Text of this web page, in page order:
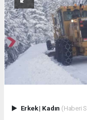
Erkek| Kadın (Haberi